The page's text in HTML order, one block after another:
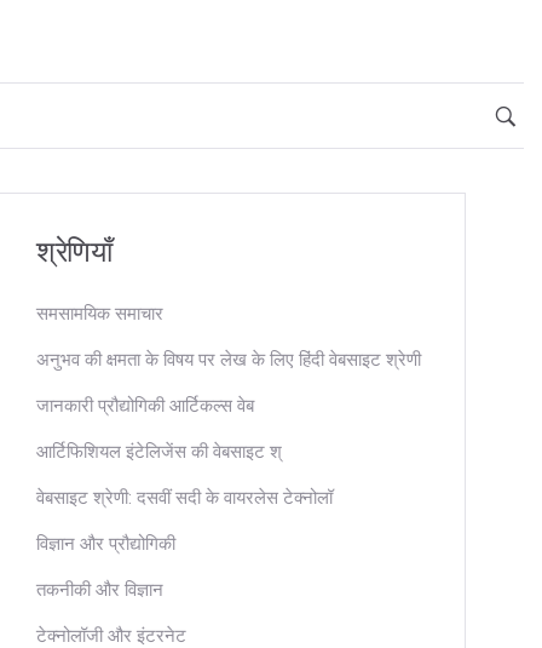
श्रेणियाँ
समसामयिक समाचार
अनुभव की क्षमता के विषय पर लेख के लिए हिंदी वेबसाइट श्रेणी
जानकारी प्रौद्योगिकी आर्टिकल्स वेब
आर्टिफिशियल इंटेलिजेंस की वेबसाइट श्
वेबसाइट श्रेणी: दसवीं सदी के वायरलेस टेक्नोलॉ
विज्ञान और प्रौद्योगिकी
तकनीकी और विज्ञान
टेक्नोलॉजी और इंटरनेट